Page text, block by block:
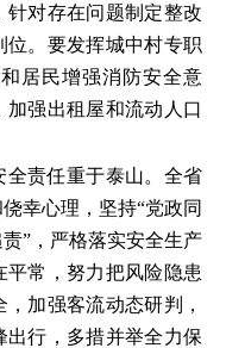
对存在问题制定整改
。要发挥城中村专职
居民增强消防安全意
强出租屋和流动人口
全责任重于泰山。全省
幸心理，坚持“党政同
”，严格落实安全生产
常，努力把风险隐患
加强客流动态研判，
行，多措并举全力保